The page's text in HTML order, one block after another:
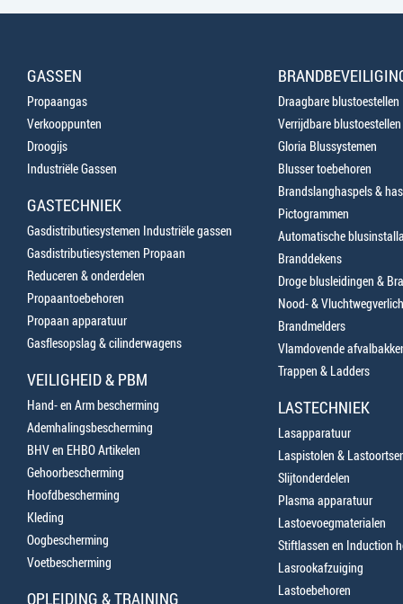
GASSEN
Propaangas
Verkooppunten
Droogijs
Industriële Gassen
GASTECHNIEK
Gasdistributiesystemen Industriële gassen
Gasdistributiesystemen Propaan
Reduceren & onderdelen
Propaantoebehoren
Propaan apparatuur
Gasflesopslag & cilinderwagens
VEILIGHEID & PBM
Hand- en Arm bescherming
Ademhalingsbescherming
BHV en EHBO Artikelen
Gehoorbescherming
Hoofdbescherming
Kleding
Oogbescherming
Voetbescherming
OPLEIDING & TRAINING
Draagbare blustoestellen
Verrijdbare blustoestellen
Gloria Blussystemen
Blusser toebehoren
Brandslanghaspels &
Pictogrammen
Automatische
Branddekens
Droge blusleidingen &
Nood- &
Brandmelders
Vlamdovende
Trappen & Ladders
LASTECHNIEK
Lasapparatuur
Laspistolen &
Slijtonderdelen
Plasma apparatuur
Lastoevoegmaterialen
Stiftlassen en Induction
Lasrookafzuiging
Lastoebehoren